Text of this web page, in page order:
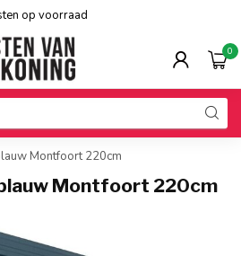
op voorraad
0
Montfoort 220cm
Montfoort 220cm